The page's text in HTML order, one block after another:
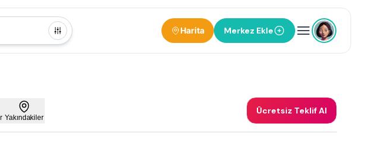
Harita Merkez Ekle
Yakındakiler
Ücretsiz Teklif Al